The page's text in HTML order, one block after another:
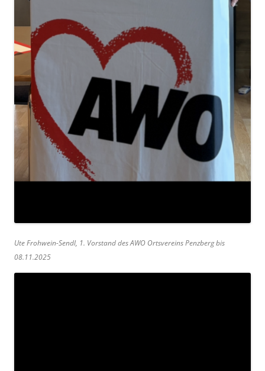
Ute Frohwein-Sendl, 1. Vorstand des AWO Ortsvereins Penzberg bis
08.11.2025